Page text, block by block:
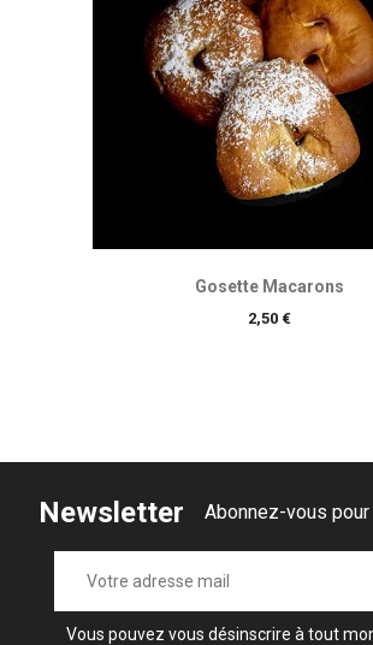
Gosette Macarons
Prix
2,50 €
Newsletter Abonnez-vous
Vous pouvez vous désinscrire à tout